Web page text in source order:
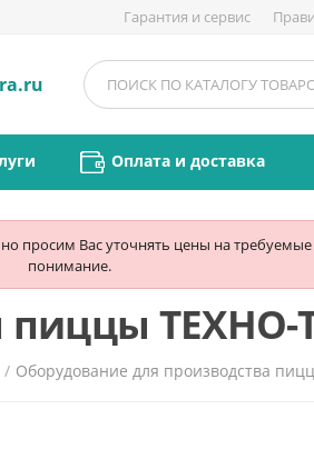
Гарантия и сервис
Оплата и доставка
просим Вас уточнять цены на
понимание.
пиццы ТЕХНО-
/ Оборудование для производства